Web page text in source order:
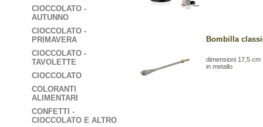
CIOCCOLATO -
AUTUNNO
CIOCCOLATO -
PRIMAVERA
CIOCCOLATO -
TAVOLETTE
CIOCCOLATO
COLORANTI
ALIMENTARI
CONFETTI -
CIOCCOLATO E ALTRO
Bombilla
dimensioni 17,5 cm
in metallo